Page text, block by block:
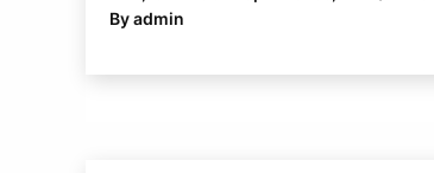
Byadmin